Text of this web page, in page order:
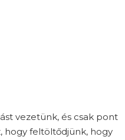
vezetünk, és csak pont
hogy feltöltődjünk, hogy